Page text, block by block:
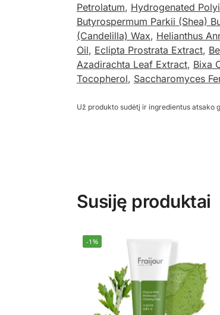
Petrolatum, Hydrogenated
Butyrospermum Parkii (Shea)
(Candelilla) Wax, Helianthus
Oil, Eclipta Prostrata Extract,
Azadirachta Leaf Extract, Bixa
Tocopherol, Saccharomyces
Už produkto sudėtį ir ingredientus atsako
Susiję produktai
-1%